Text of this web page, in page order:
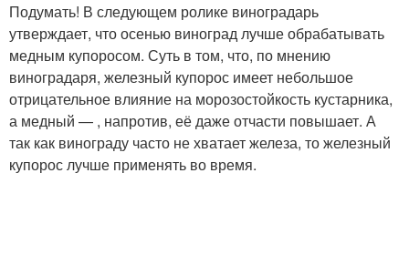
Подумать! В следующем ролике виноградарь
утверждает, что осенью виноград лучше обрабатывать
медным купоросом. Суть в том, что, по мнению
виноградаря, железный купорос имеет небольшое
отрицательное влияние на морозостойкость кустарника,
а медный — , напротив, её даже отчасти повышает. А
так как винограду часто не хватает железа, то железный
купорос лучше применять во время.